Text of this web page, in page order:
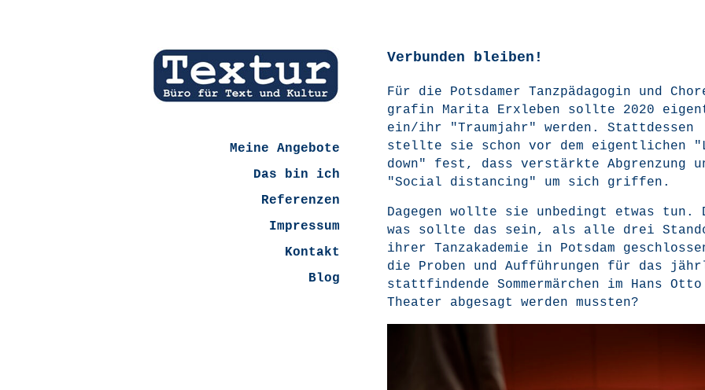
Meine Angebote
Das bin ich
Referenzen
Impressum
Kontakt
Blog
Verbunden bleiben!
Für die Pots­da­mer Tanz­päd­ago­gin und
gra­fin Mari­ta Erx­le­ben soll­te 2020
ein/ihr "Traum­jahr" wer­den. Statt­des­sen
stell­te sie schon vor dem eigent­li­chen
down" fest, dass ver­stärk­te Abgren­zung
"Social distancing" um sich griffen.
Dage­gen woll­te sie unbe­dingt etwas tun.
was soll­te das sein, als alle drei
ihrer Tanz­aka­de­mie in Pots­dam
die Pro­ben und Auf­füh­run­gen für das
statt­fin­den­de Som­mer­mär­chen im Hans Otto
Thea­ter abge­sagt wer­den mussten?